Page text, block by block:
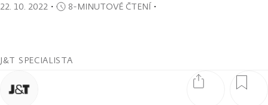
22. 10. 2022 ・ 8-MINUTOVÉ ČTENÍ・
J&T SPECIALISTA